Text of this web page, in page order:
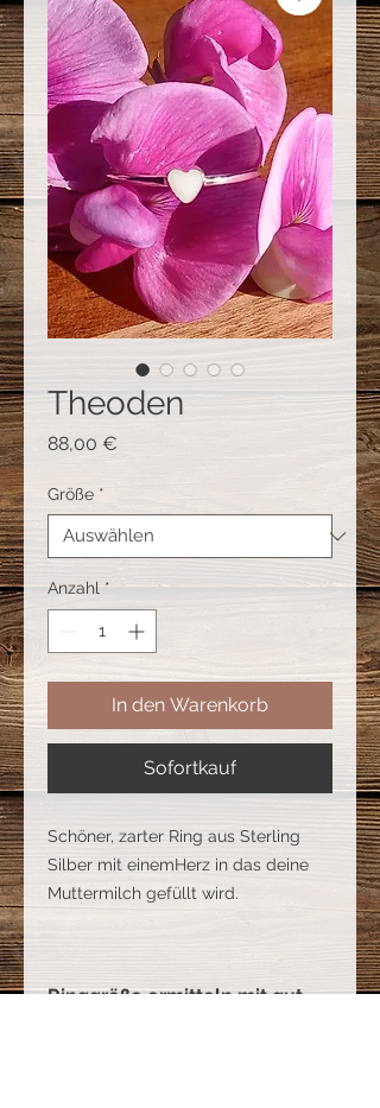
Theoden
88,00 €
Größe *
Anzahl *
In den Warenkorb
Sofortkauf
Schöner, zarter Ring aus Sterling
Silber mit einemHerz in das deine
Muttermilch gefüllt wird.
Ringgröße ermitteln mit gut